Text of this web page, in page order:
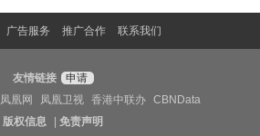
广告服务 推广合作 联系我们
友情链接
申请
凤凰网 凤凰卫视 香港中联办
CBNData
版权信息
|免责声明